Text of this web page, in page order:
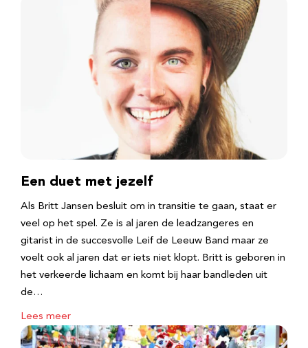
Een duet met jezelf
Als Britt Jansen besluit om in transitie te gaan, staat er
veel op het spel. Ze is al jaren de leadzangeres en
gitarist in de succesvolle Leif de Leeuw Band maar ze
voelt ook al jaren dat er iets niet klopt. Britt is geboren in
het verkeerde lichaam en komt bij haar bandleden uit
de…
Lees meer